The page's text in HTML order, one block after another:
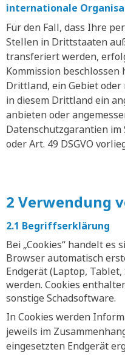
internationale
Für den Fall, dass Ihre
Stellen in Drittstaaten
transferiert werden,
Kommission
Drittland, ein Gebiet
in diesem Drittland ein
anbieten oder
Datenschutzgarantien im
oder Art. 49 DSGVO
2 Verwendung
2.1 Begriffserklärung
Bei „Cookies“ handelt es
Browser automatisch
Endgerät (Laptop,
werden. Cookies
sonstige Schadsoftware.
In Cookies werden
jeweils im
eingesetzten Endgerät